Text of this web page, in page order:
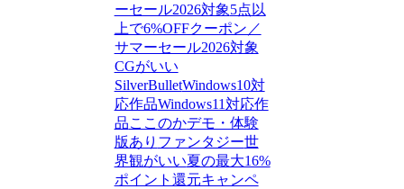
ーセール2026対象5点以
上で6%OFFクーポン／
サマーセール2026対象
CGがいい
SilverBulletWindows10対
応作品Windows11対応作
品ここのかデモ・体験
版あり ファンタジー世
界観がいい夏の最大16%
ポイント還元キャンペ